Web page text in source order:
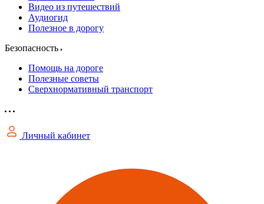
Видео из путешествий
Аудиогид
Полезное в дорогу
Безопасность
Помощь на дороге
Полезные советы
Сверхнормативный транспорт
Личный кабинет